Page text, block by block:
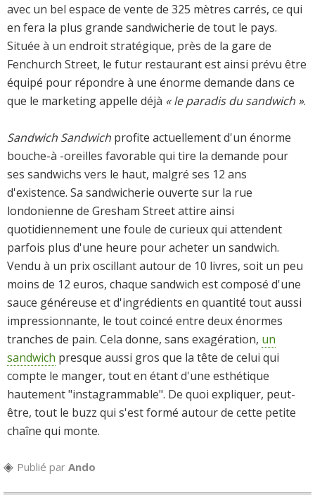
avec un bel espace de vente de 325 mètres carrés, ce qui
en fera la plus grande sandwicherie de tout le pays.
Située à un endroit stratégique, près de la gare de
Fenchurch Street, le futur restaurant est ainsi prévu être
équipé pour répondre à une énorme demande dans ce
que le marketing appelle déjà « le paradis du sandwich ».
Sandwich Sandwich profite actuellement d'un énorme
bouche-à -oreilles favorable qui tire la demande pour
ses sandwichs vers le haut, malgré ses 12 ans
d'existence. Sa sandwicherie ouverte sur la rue
londonienne de Gresham Street attire ainsi
quotidiennement une foule de curieux qui attendent
parfois plus d'une heure pour acheter un sandwich.
Vendu à un prix oscillant autour de 10 livres, soit un peu
moins de 12 euros, chaque sandwich est composé d'une
sauce généreuse et d'ingrédients en quantité tout aussi
impressionnante, le tout coincé entre deux énormes
tranches de pain. Cela donne, sans exagération, un
sandwich presque aussi gros que la tête de celui qui
compte le manger, tout en étant d'une esthétique
hautement "instagrammable". De quoi expliquer, peut-
être, tout le buzz qui s'est formé autour de cette petite
chaîne qui monte.
Publié par Ando